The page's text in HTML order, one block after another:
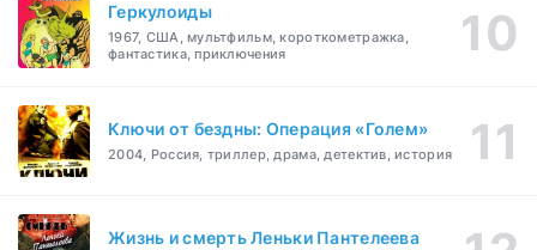
Геркулоиды
1967, США, мультфильм, короткометражка,
фантастика, приключения
Ключи от бездны: Операция «Голем»
2004, Россия, триллер, драма, детектив, история
Жизнь и смерть Леньки Пантелеева